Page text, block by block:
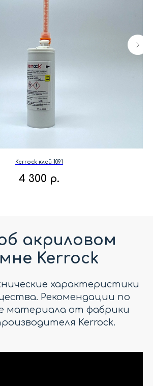
Kerrock клей 1091
4 300 р.
акриловом
Kerrock
характеристики
Рекомендации по
материала от фабрики
Kerrock.